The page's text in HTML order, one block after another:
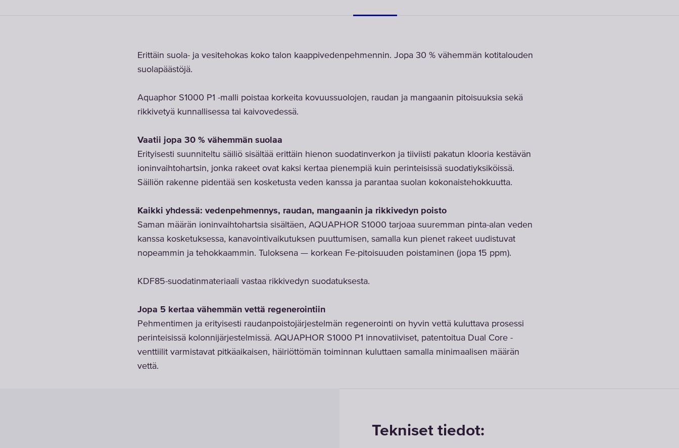
Erittäin suola- ja vesitehokas koko talon kaappivedenpehmennin. Jopa 30 % vähemmän kotitalouden
suolapäästöjä.
Aquaphor S1000 P1 -malli poistaa korkeita kovuussuolojen, raudan ja mangaanin pitoisuuksia sekä
rikkivetyä kunnallisessa tai kaivovedessä.
Vaatii jopa 30 % vähemmän suolaa
Erityisesti suunniteltu säiliö sisältää erittäin hienon suodatinverkon ja tiiviisti pakatun klooria kestävän
ioninvaihtohartsin, jonka rakeet ovat kaksi kertaa pienempiä kuin perinteisissä suodatiyksiköissä.
Säiliön rakenne pidentää sen kosketusta veden kanssa ja parantaa suolan kokonaistehokkuutta.
Kaikki yhdessä: vedenpehmennys, raudan, mangaanin ja rikkivedyn poisto
Saman määrän ioninvaihtohartsia sisältäen, AQUAPHOR S1000 tarjoaa suuremman pinta-alan veden
kanssa kosketuksessa, kanavointivaikutuksen puuttumisen, samalla kun pienet rakeet uudistuvat
nopeammin ja tehokkaammin. Tuloksena — korkean Fe-pitoisuuden poistaminen (jopa 15 ppm).
KDF85-suodatinmateriaali vastaa rikkivedyn suodatuksesta.
Jopa 5 kertaa vähemmän vettä regenerointiin
Pehmentimen ja erityisesti raudanpoistojärjestelmän regenerointi on hyvin vettä kuluttava prosessi
perinteisissä kolonnijärjestelmissä. AQUAPHOR S1000 P1 innovatiiviset, patentoitua Dual Core -
venttiilit varmistavat pitkäaikaisen, häiriöttömän toiminnan kuluttaen samalla minimaalisen määrän
vettä.
Tekniset tiedot: